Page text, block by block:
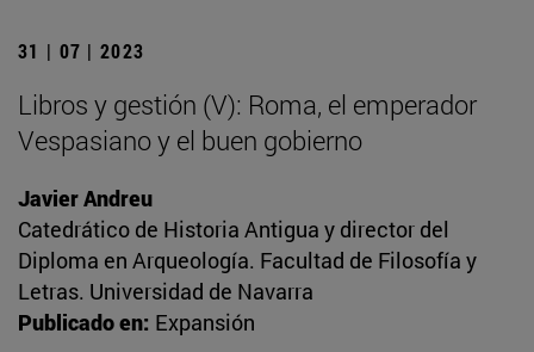
31 | 07 | 2023
Libros y gestión (V): Roma, el emperador
Vespasiano y el buen gobierno
Javier Andreu
Catedrático de Historia Antigua y director del
Diploma en Arqueología. Facultad de Filosofía y
Letras. Universidad de Navarra
Publicado en: Expansión